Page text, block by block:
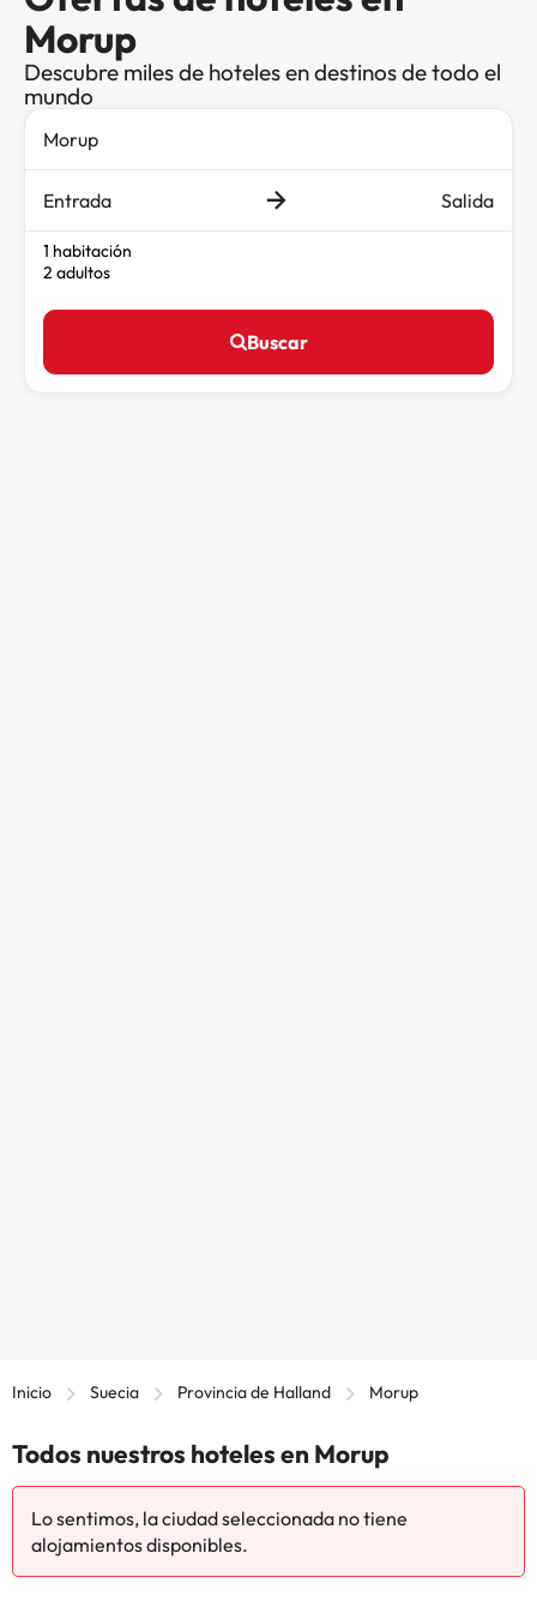
Morup
Descubre miles de hoteles en destinos de todo el
mundo
Entrada Salida
1 habitación
2 adultos
Buscar
Inicio Suecia Provincia de Halland Morup
Todos nuestros hoteles en Morup
Lo sentimos, la ciudad seleccionada no tiene
alojamientos disponibles.